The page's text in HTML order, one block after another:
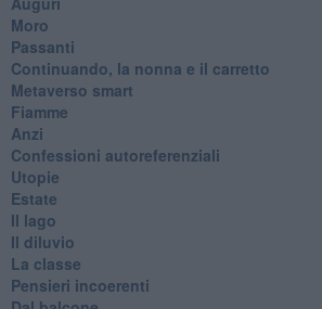
Moro
Passanti
Continuando, la nonna e il carretto
Metaverso smart
Fiamme
Anzi
Confessioni autoreferenziali
Utopie
Estate
Il lago
Il diluvio
La classe
Pensieri incoerenti